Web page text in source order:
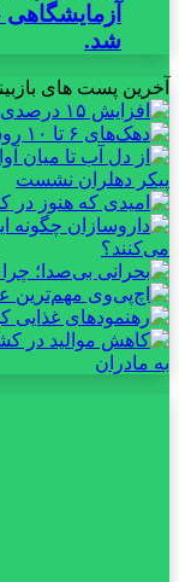
شد.
آخرین پست های